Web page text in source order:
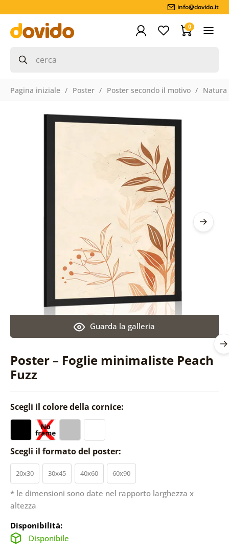
info@dovido.it
0
Pagina iniziale Poster Poster secondo il motivo Natura
Poster – Foglie minimaliste Peach
Fuzz
Guarda la galleria
Scegli il colore della cornice:
Scegli il formato del poster:
20x30 30x45 40x60 60x90
* le dimensioni sono date nel rapporto larghezza x
altezza
Disponibilità:
Disponibile